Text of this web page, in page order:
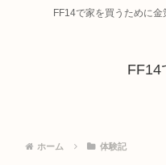
FF14で家を買うために金
FF14
ホーム 体験記